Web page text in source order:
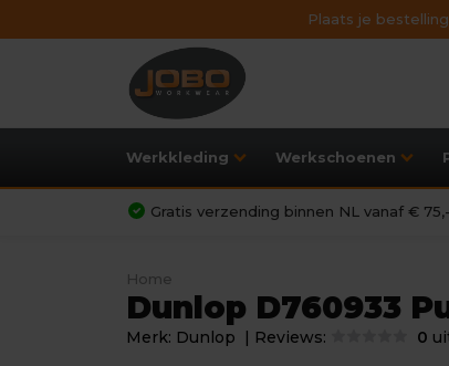
Plaats je
Werkkleding Werkschoenen
Gratis verzending binnen NL vanaf €
Home
Dunlop D760933
Merk: Dunlop | Reviews: 0